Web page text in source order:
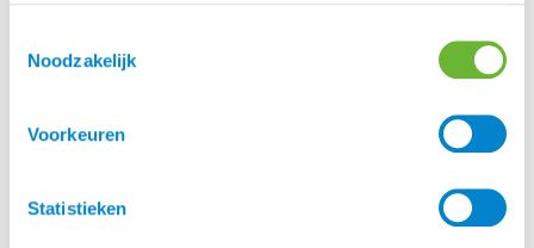
Noodzakelijk
Voorkeuren
Statistieken
Wil je meer cadeau-inspiratie? Kijk eens bij onze
-categorie, daar vind je altijd wel
als je iemand wilt verrassen en je weet niet goed
weet welk cadeau te geven. Kies je dat